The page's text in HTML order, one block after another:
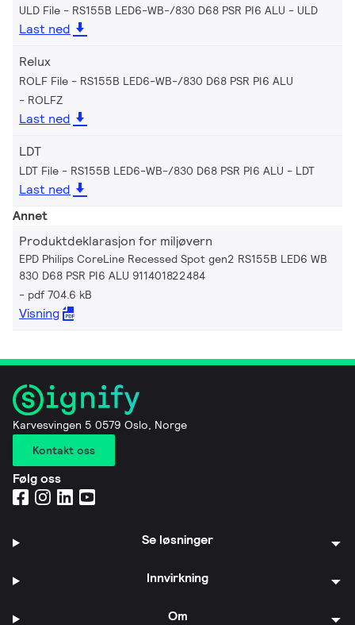
ULD File - RS155B LED6-WB-/830 D68 PSR PI6 ALU ULD
Last ned
Relux
ROLF File - RS155B LED6-WB-/830 D68 PSR PI6 ALU
ROLFZ
Last ned
LDT
LDT File - RS155B LED6-WB-/830 D68 PSR PI6 ALU LDT
Last ned
Annet
Produktdeklarasjon for miljøvern
EPD Philips CoreLine Recessed Spot gen2 RS155B LED6 WB
830 D68 PSR PI6 ALU 911401822484
pdf 704.6 kB
Visning
Karvesvingen 5 0579 Oslo, Norge
Kontakt oss
Følg oss
Se løsninger
Innvirkning
Om